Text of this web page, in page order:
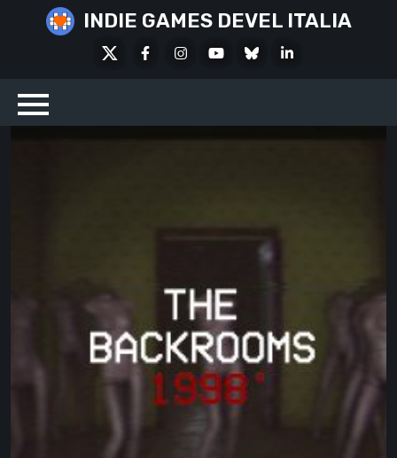
INDIE GAMES DEVEL ITALIA
FacebookInstagramYoutubeBlueskyLinkedIn